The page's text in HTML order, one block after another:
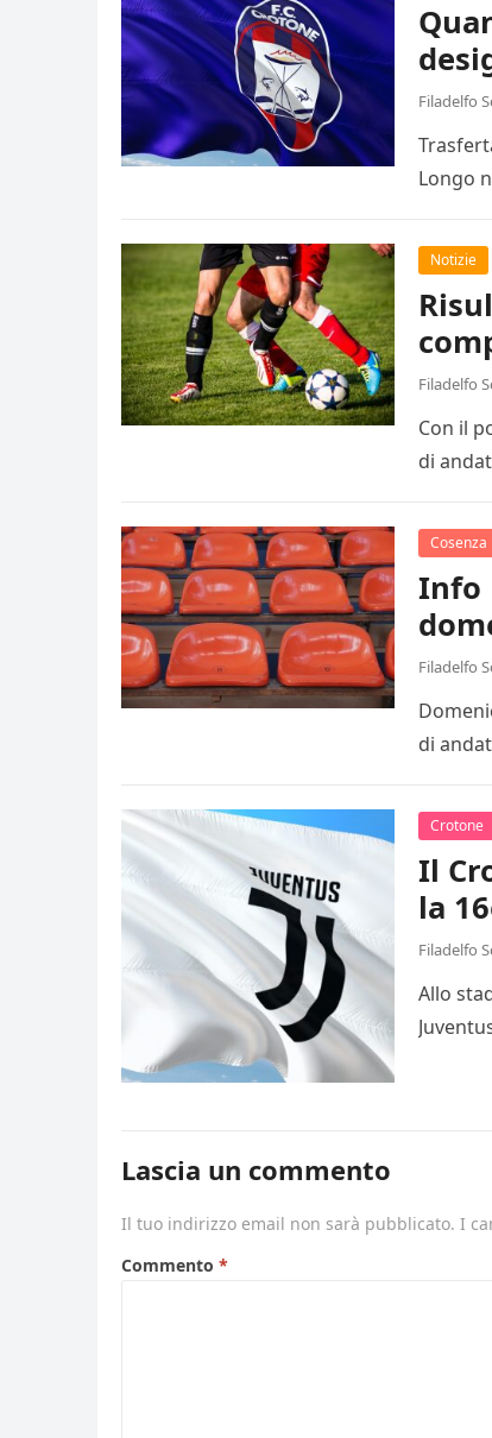
Filadelfo
Longo
Notizie
Filadelfo
Con il
di
Cosenza
Info
Filadelfo
di
Crotone
Il
la
Filadelfo
Allo
Lascia un commento
Il tuo indirizzo email non sarà pubblicato. I
Commento *